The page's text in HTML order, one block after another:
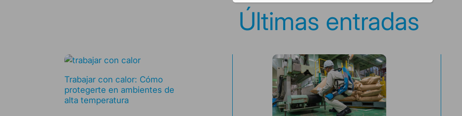
Últimas entradas
Trabajar con calor: Cómo
protegerte en ambientes de
alta temperatura